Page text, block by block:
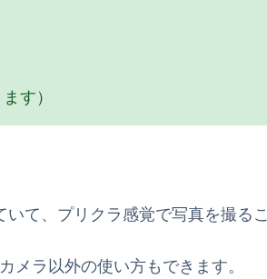
す）
て、プリクラ感覚で写真を撮る
メラ以外の使い方もできます。